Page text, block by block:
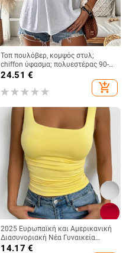
Τοπ πουλόβερ, κομψός στυλ;
chiffon ύφασμα; πολυεστέρας 90-
95%; σπάντεξ <30%
24.51 €
add_shopping_cart
2025 Ευρωπαϊκή και Αμερικανική
Διασυνοριακή Νέα Γυναικεία
Αμάνικη Μπλούζα με Τετράγωνο
14.17 €